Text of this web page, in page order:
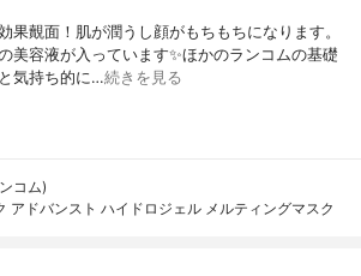
果覿面！肌が潤うし顔がもちもちになります。
美容液が入っています✨ほかのランコムの基礎
気持ち的に…続きを見る
コム)
アドバンスト ハイドロジェル メルティングマスク